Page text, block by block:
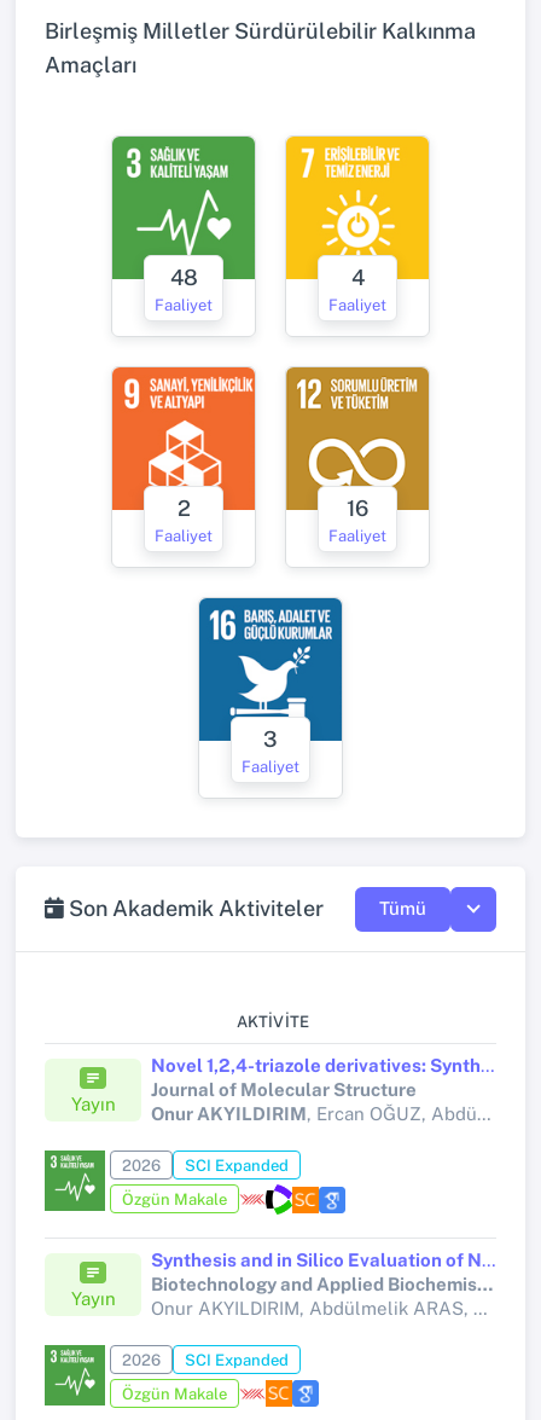
Birleşmiş Milletler Sürdürülebilir Kalkınma
Amaçları
48
Faaliyet
4
Faaliyet
2
Faaliyet
16
Faaliyet
3
Faaliyet
Son Akademik Aktiviteler Tümü
AKTIVITE
Yayın
Novel 1,2,4-triazole derivatives: Synthesis, structural characterization, antidiabetic, anticholinergic and phase II detoxification activities, cytotoxic evaluation, and molecular docking studies
Journal of Molecular Structure
Onur AKYILDIRIM, Ercan OĞUZ, Abdülmelik ARAS, Adnan ÇETİN, Fikret TÜRKAN, Ercan BURSAL, Murat BEYTUR, Hilal MEDETALİBEYOĞLU, Haydar YÜKSEK
2026
SCI Expanded
Özgün Makale
Yayın
Synthesis and in Silico Evaluation of Novel Triazolone‐Derived Naphthalene‐2‐Sulfonates, Evaluation of Potential Antiproliferative Agents and Enzyme Inhibitory Activities
Biotechnology and Applied Biochemistry
Onur AKYILDIRIM, Abdülmelik ARAS, Ercan OĞUZ, Alpaslan BAYRAKDAR, Fikret TÜRKAN,
2026
SCI Expanded
Özgün Makale